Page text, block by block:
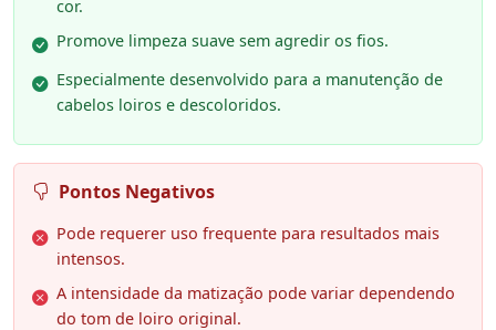
cor.
Promove limpeza suave sem agredir os fios.
Especialmente desenvolvido para a manutenção de
cabelos loiros e descoloridos.
Pontos Negativos
Pode requerer uso frequente para resultados mais
intensos.
A intensidade da matização pode variar dependendo
do tom de loiro original.